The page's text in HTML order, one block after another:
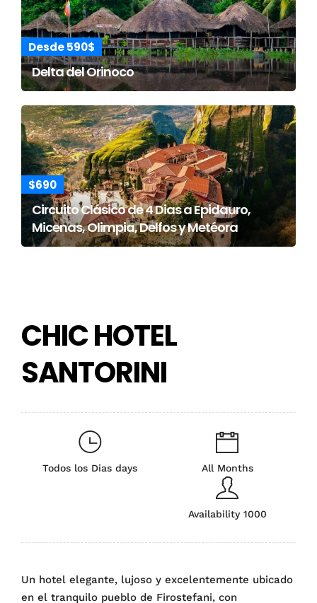
Desde 590$
Delta del Orinoco
$690
Circuito Clásico de 4 Dias a Epidauro,
Micenas, Olimpia, Delfos y Metéora
CHIC HOTEL
SANTORINI
Todos los Dias days All Months
Availability 1000
Un hotel elegante, lujoso y excelentemente ubicado
en el tranquilo pueblo de Firostefani, con